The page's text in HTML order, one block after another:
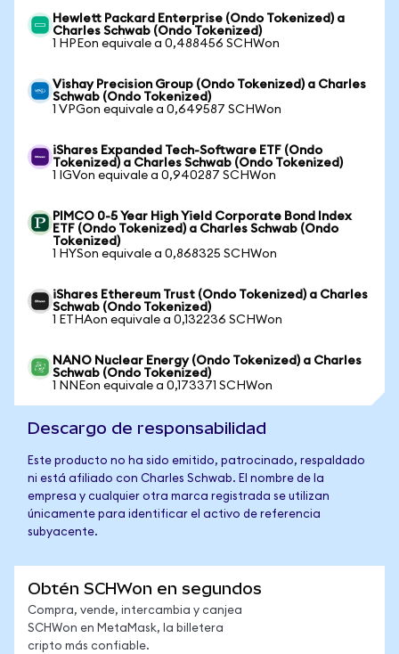
Hewlett Packard Enterprise (Ondo Tokenized) a
Charles Schwab (Ondo Tokenized)
1 HPEon equivale a 0,488456 SCHWon
Vishay Precision Group (Ondo Tokenized) a Charles
Schwab (Ondo Tokenized)
1 VPGon equivale a 0,649587 SCHWon
iShares Expanded Tech-Software ETF (Ondo
Tokenized) a Charles Schwab (Ondo Tokenized)
1 IGVon equivale a 0,940287 SCHWon
PIMCO 0-5 Year High Yield Corporate Bond Index
ETF (Ondo Tokenized) a Charles Schwab (Ondo
Tokenized)
1 HYSon equivale a 0,868325 SCHWon
iShares Ethereum Trust (Ondo Tokenized) a Charles
Schwab (Ondo Tokenized)
1 ETHAon equivale a 0,132236 SCHWon
NANO Nuclear Energy (Ondo Tokenized) a Charles
Schwab (Ondo Tokenized)
1 NNEon equivale a 0,173371 SCHWon
Descargo de responsabilidad
Este producto no ha sido emitido, patrocinado, respaldado
ni está afiliado con Charles Schwab. El nombre de la
empresa y cualquier otra marca registrada se utilizan
únicamente para identificar el activo de referencia
subyacente.
Obtén SCHWon en segundos
Compra, vende, intercambia y canjea
SCHWon en MetaMask, la billetera
cripto más confiable.